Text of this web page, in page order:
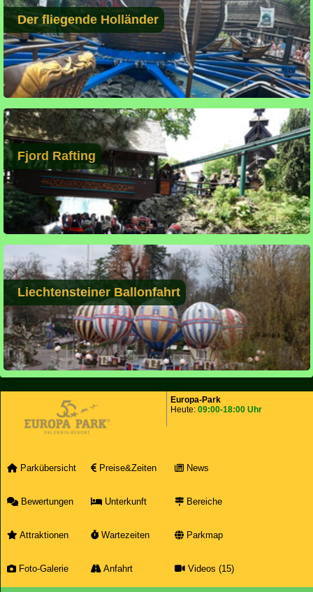
Der fliegende Holländer
Fjord Rafting
Liechtensteiner Ballonfahrt
Europa-Park
Heute: 09:00-18:00 Uhr
Parkübersicht Preise&Zeiten News
Bewertungen Unterkunft Bereiche
Attraktionen Wartezeiten Parkmap
Foto-Galerie Anfahrt Videos (15)